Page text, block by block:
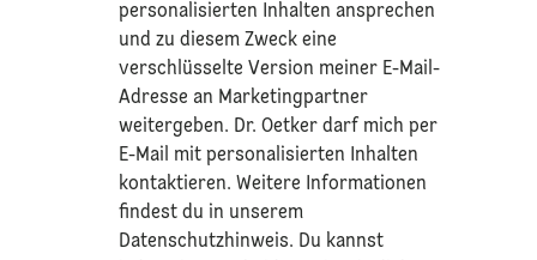
personalisierten Inhalten ansprechen
und zu diesem Zweck eine
verschlüsselte Version meiner E-Mail-
Adresse an Marketingpartner
weitergeben. Dr. Oetker darf mich per
E-Mail mit personalisierten Inhalten
kontaktieren. Weitere Informationen
findest du in unserem
Datenschutzhinweis. Du kannst